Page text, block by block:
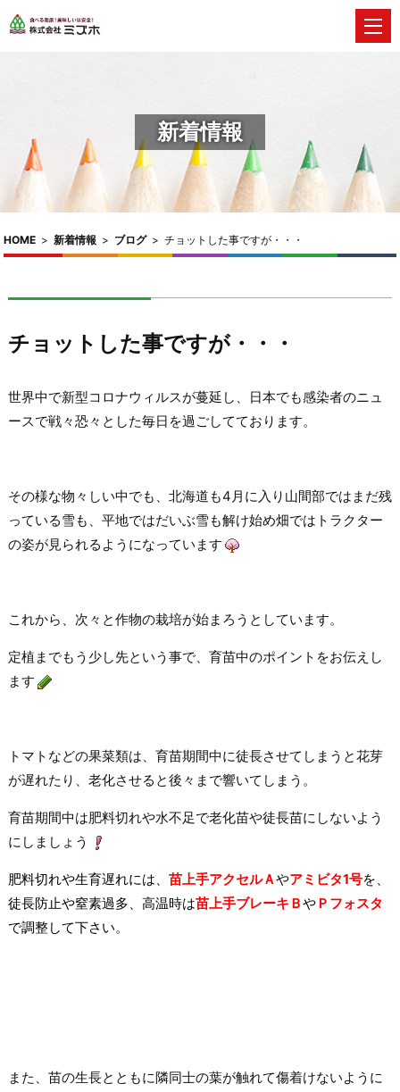
新着情報
HOME > 新着情報 > ブログ> チョットした事ですが・・・
チョットした事ですが・・・
世界中で新型コロナウィルスが蔓延し、日本でも感染者のニュ
ースで戦々恐々とした毎日を過ごしてております。
その様な物々しい中でも、北海道も4月に入り山間部ではまだ残
っている雪も、平地ではだいぶ雪も解け始め畑ではトラクター
の姿が見られるようになっています
これから、次々と作物の栽培が始まろうとしています。
定植までもう少し先という事で、育苗中のポイントをお伝えし
ます
トマトなどの果菜類は、育苗期間中に徒長させてしまうと花芽
が遅れたり、老化させると後々まで響いてしまう。
育苗期間中は肥料切れや水不足で老化苗や徒長苗にしないよう
にしましょう
肥料切れや生育遅れには、 苗上手アクセルＡやアミビタ1号を、
徒長防止や窒素過多、高温時は苗上手ブレーキＢやＰフォスタ
で調整して下さい。
また、苗の生長とともに隣同士の葉が触れて傷着けないように